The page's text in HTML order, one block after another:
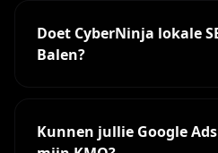
Doet CyberNinja lokale
Balen?
Kunnen jullie Google